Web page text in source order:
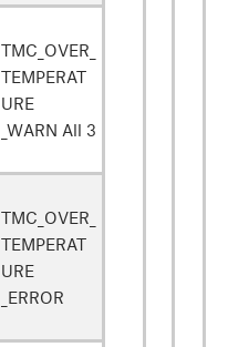
TMC_OVER_
TEMPERAT
URE
_WARN All 3
TMC_OVER_
TEMPERAT
URE
_ERROR